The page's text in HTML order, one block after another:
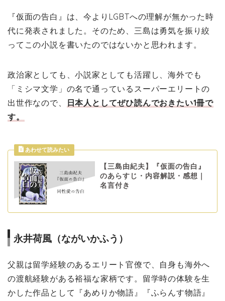
『仮面の告白』は、今よりLGBTへの理解が無かった時
代に発表されました。そのため、三島は勇気を振り絞
ってこの小説を書いたのではないかと思われます。
政治家としても、小説家としても活躍し、海外でも
「ミシマ文学」の名で通っているスーパーエリートの
出世作なので、
日本人としてぜひ読んでおきたい1冊で
す。
【三島由紀夫】『仮面の告白』
のあらすじ・内容解説・感想｜
名言付き
永井荷風（ながいかふう）
父親は留学経験のあるエリート官僚で、自身も海外へ
の渡航経験がある裕福な家柄です。留学時の体験を生
かした作品として『あめりか物語』『ふらんす物語』